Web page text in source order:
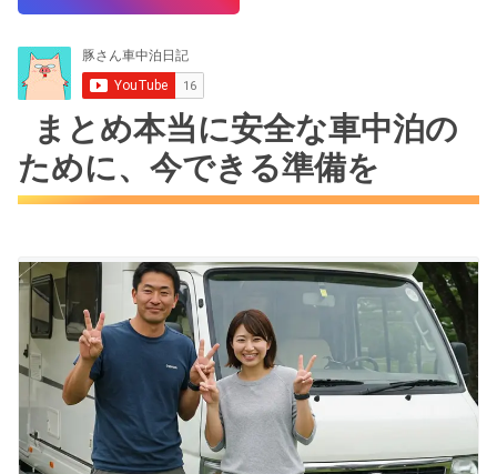
まとめ本当に安全な車中泊の
ために、今できる準備を